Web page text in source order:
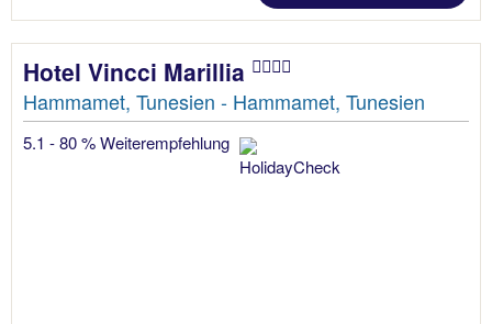
Hotel Vincci Marillia
Hammamet, Tunesien - Hammamet, Tunesien
5.1 - 80 % Weiterempfehlung